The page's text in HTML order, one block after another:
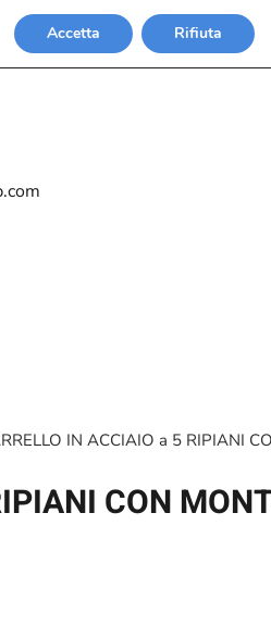
IN ACCIAIO a 5 RIPIANI
CON
Accetta Rifiuta